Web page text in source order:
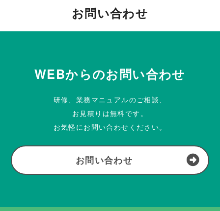
お問い合わせ
WEBからのお問い合わせ
研修、業務マニュアルのご相談、
お見積りは無料です。
お気軽にお問い合わせください。
お問い合わせ